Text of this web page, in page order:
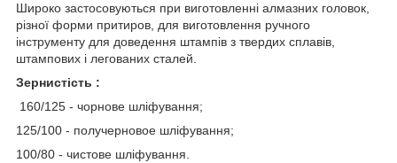
Широко застосовуються при виготовленні алмазних головок,
різної форми притиров, для виготовлення ручного
інструменту для доведення штампів з твердих сплавів,
штампових і легованих сталей.
Зернистість :
160/125 - чорнове шліфування;
125/100 - получерновое шліфування;
100/80 - чистове шліфування.